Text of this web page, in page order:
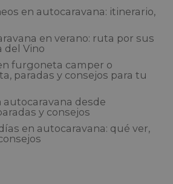
en autocaravana: itinerario,
en verano: ruta por sus
del Vino
furgoneta camper o
paradas y consejos para tu
autocaravana desde
y consejos
en autocaravana: qué ver,